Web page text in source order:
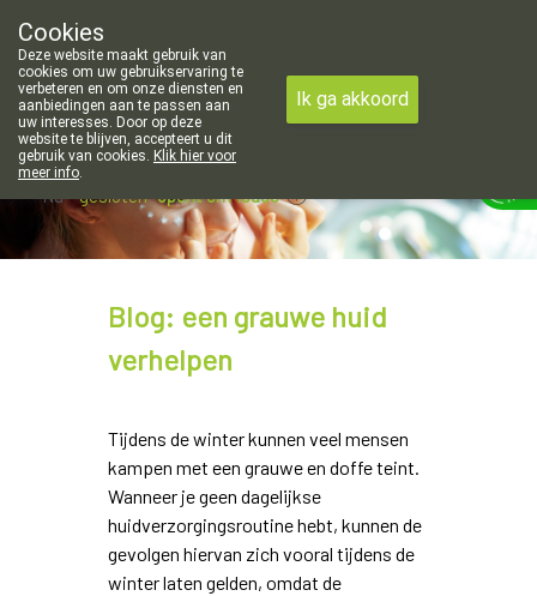
voor de apotheek in Attenhoven: dinsdag gesloten
011/88 14 74
Nu gesloten opent om 13u30
Blog: een grauwe huid
verhelpen
Tijdens de winter kunnen veel mensen
kampen met een grauwe en doffe teint.
Wanneer je geen dagelijkse
huidverzorgingsroutine hebt, kunnen de
gevolgen hiervan zich vooral tijdens de
winter laten gelden, omdat de
Cookies
Deze website maakt gebruik van
cookies om uw gebruikservaring te
verbeteren en om onze diensten en
aanbiedingen aan te passen aan
uw interesses. Door op deze
website te blijven, accepteert u dit
gebruik van cookies. Klik hier voor
meer info.
Ik ga akkoord